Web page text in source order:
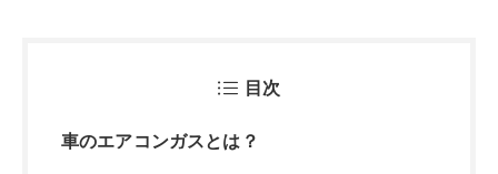
目次
車のエアコンガスとは？